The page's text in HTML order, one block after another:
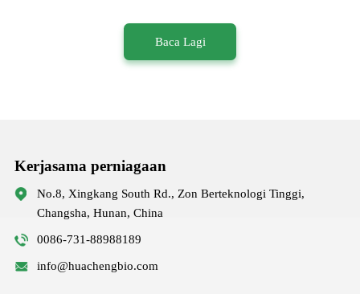
Kami di Food Ingredients China (FIC) 2026! 17–19 Mac
2026 Dewan 4.1 | Gerai #41F20 / 41G21 Temui cara
penyelesaian pemanis buah sami kami yang inovatif boleh
Baca Lagi
Kerjasama perniagaan
No.8, Xingkang South Rd., Zon Berteknologi Tinggi,
Changsha, Hunan, China
0086-731-88988189
info@huachengbio.com